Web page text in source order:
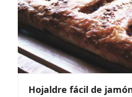
Hojaldre fácil de